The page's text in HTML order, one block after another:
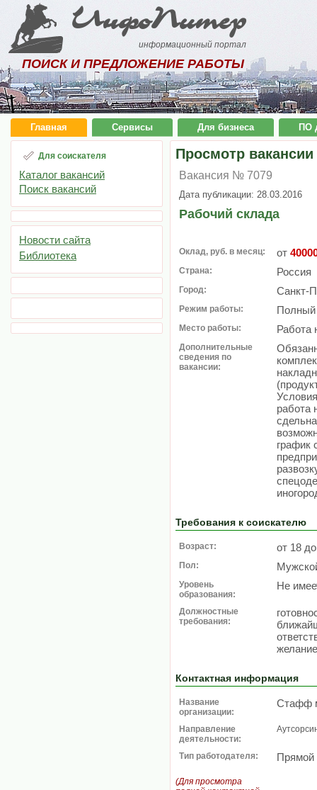
ИнфоПитер
информационный портал
ПОИСК И ПРЕДЛОЖЕНИЕ РАБОТЫ
Главная Сервисы Для бизнеса ПО
Для соискателя
Каталог вакансий
Поиск вакансий
Новости сайта
Библиотека
Просмотр вакансии
Вакансия № 7079
Дата публикации: 28.03.2016
Рабочий склада
Оклад, руб. в месяц: от
Страна: Россия
Город: Санкт-
Режим работы: Полный
Место работы: Работа
Дополнительные
сведения по
вакансии:
работа
график
Требования к соискателю
Возраст: от 18
Пол:
Уровень
образования:
Не
Должностные
требования:
Контактная информация
Название
организации:
Стафф
Направление
деятельности:
Тип работодателя: Прямой
(Для просмотра